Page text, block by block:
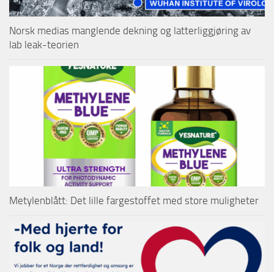
Norsk medias manglende dekning og latterliggjøring av
lab leak-teorien
Metylenblått: Det lille fargestoffet med store muligheter